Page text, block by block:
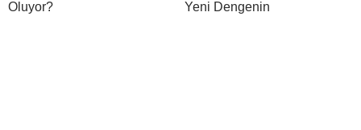
Oluyor?
Yeni Dengenin